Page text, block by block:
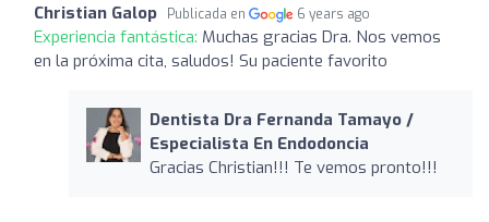
Christian Galop Publicada en 6 years ago
Experiencia fantástica: Muchas gracias Dra. Nos vemos
en la próxima cita, saludos! Su paciente favorito
Dentista Dra Fernanda Tamayo /
Especialista En Endodoncia
Gracias Christian!!! Te vemos pronto!!!